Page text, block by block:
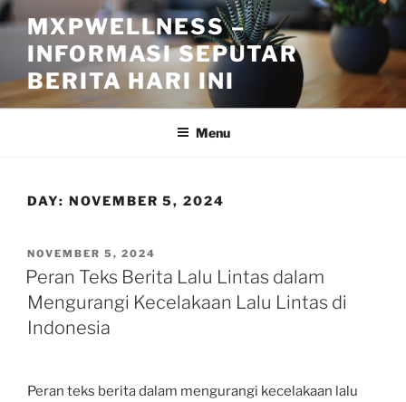
Skip
to
content
MXPWELLNESS –
INFORMASI SEPUTAR
BERITA HARI INI
Menu
DAY: NOVEMBER 5, 2024
POSTED
ON
NOVEMBER 5, 2024
Peran Teks Berita Lalu Lintas dalam
Mengurangi Kecelakaan Lalu Lintas di
Indonesia
Peran teks berita dalam mengurangi kecelakaan lalu